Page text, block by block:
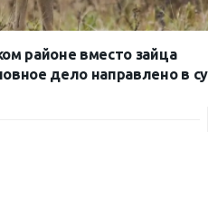
районе вместо зайца
дело направлено в